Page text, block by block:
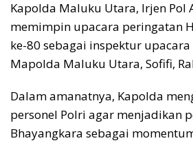
Kapolda Maluku Utara, Irjen Pol
memimpin upacara peringatan
ke-80 sebagai inspektur
Mapolda Maluku Utara, Sofifi,
Dalam amanatnya, Kapolda
personel Polri agar menjadikan
Bhayangkara sebagai